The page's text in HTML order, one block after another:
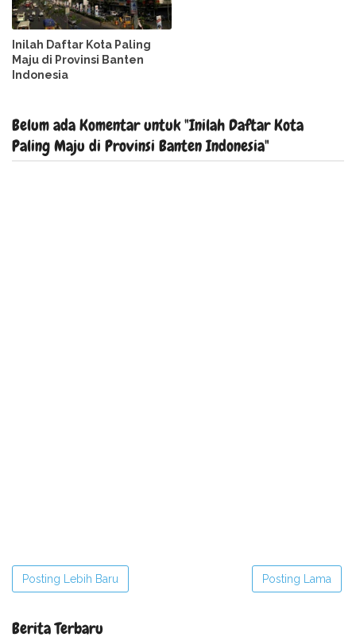
Inilah Daftar Kota Paling
Maju di Provinsi Banten
Indonesia
Belum ada Komentar untuk "Inilah Daftar Kota
Paling Maju di Provinsi Banten Indonesia"
Posting Lebih Baru Posting Lama
Berita Terbaru